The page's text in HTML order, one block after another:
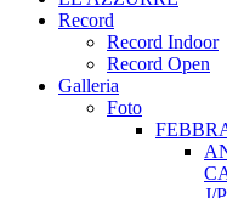
Record
Record Indoor
Record Open
Galleria
Foto